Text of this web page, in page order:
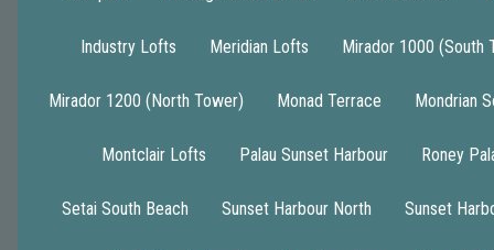
Industry Lofts Meridian Lofts Mirador 1000 (South
Mirador 1200 (North Tower) Monad Terrace Mondrian
Montclair Lofts Palau Sunset Harbour Roney
Setai South Beach Sunset Harbour North Sunset